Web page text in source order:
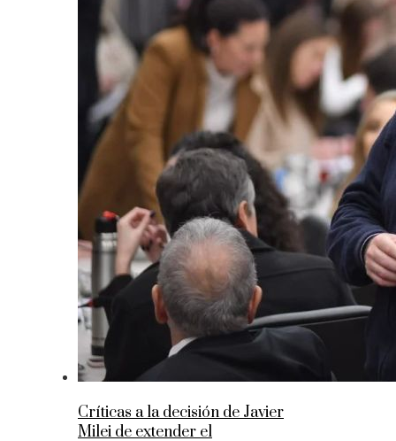
Críticas a la decisión de Javier
Milei de extender el